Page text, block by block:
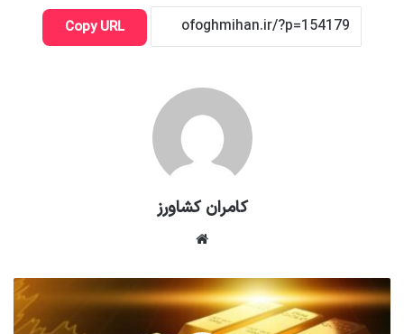
Copy URL
کامران کشاورز